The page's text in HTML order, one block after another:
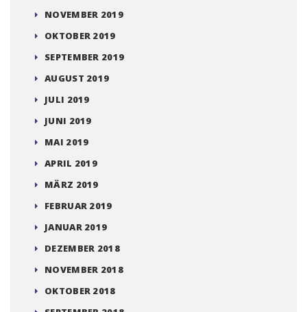
NOVEMBER 2019
OKTOBER 2019
SEPTEMBER 2019
AUGUST 2019
JULI 2019
JUNI 2019
MAI 2019
APRIL 2019
MÄRZ 2019
FEBRUAR 2019
JANUAR 2019
DEZEMBER 2018
NOVEMBER 2018
OKTOBER 2018